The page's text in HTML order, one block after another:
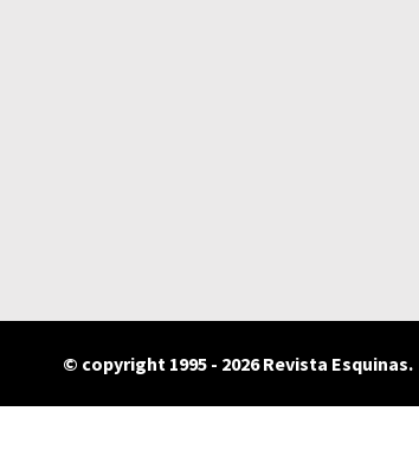
© copyright 1995 - 2026 Revista Esquinas.